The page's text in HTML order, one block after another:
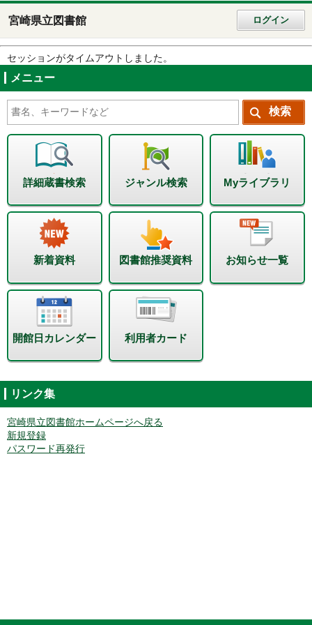
宮崎県立図書館 ログイン
セッションがタイムアウトしました。
メニュー
詳細蔵書検索 ジャンル検索 Myライブラリ
新着資料 図書館推奨資料 お知らせ一覧
開館日カレンダー 利用者カード
リンク集
宮崎県立図書館ホームページへ戻る
新規登録
パスワード再発行